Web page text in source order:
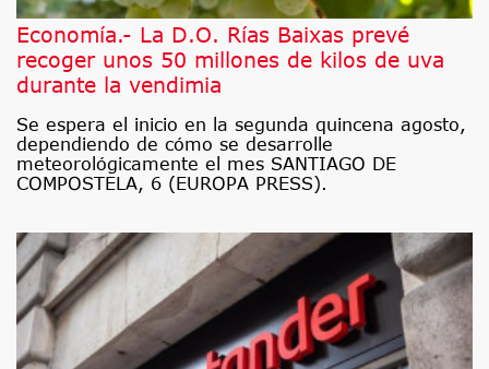
Economía.- La D.O. Rías Baixas prevé
recoger unos 50 millones de kilos de uva
durante la vendimia
Se espera el inicio en la segunda quincena agosto,
dependiendo de cómo se desarrolle
meteorológicamente el mes SANTIAGO DE
COMPOSTELA, 6 (EUROPA PRESS).